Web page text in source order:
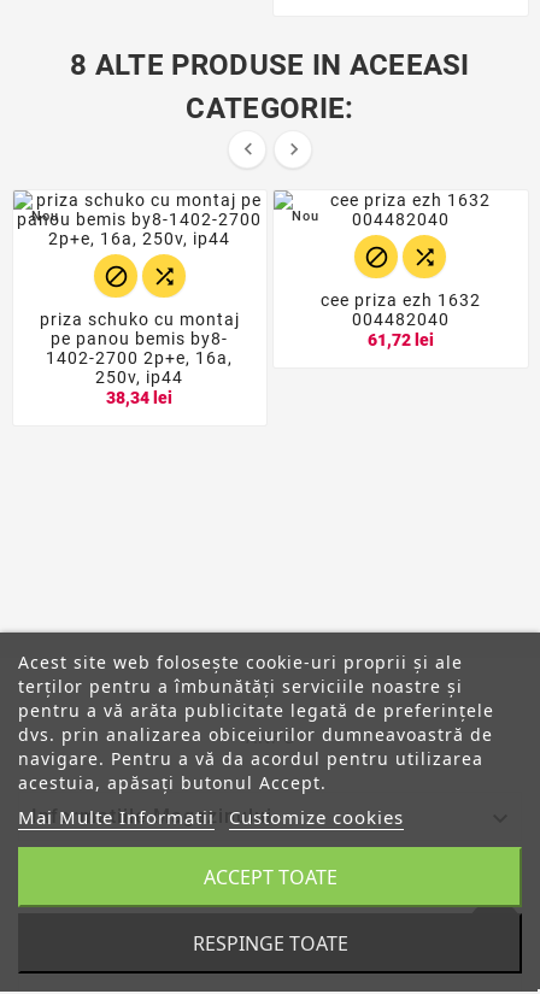
8 ALTE PRODUSE IN ACEEASI
CATEGORIE:
 
Nou
 
priza schuko cu montaj
pe panou bemis by8-
1402-2700 2p+e, 16a,
250v, ip44
38,34 lei
Nou
 
cee priza ezh 1632
004482040
61,72 lei
ANPC
Informatiile Magazinului
Acest site web folosește cookie-uri proprii și ale
terților pentru a îmbunătăți serviciile noastre și
pentru a vă arăta publicitate legată de preferințele
dvs. prin analizarea obiceiurilor dumneavoastră de
navigare. Pentru a vă da acordul pentru utilizarea
acestuia, apăsați butonul Accept.
Mai Multe Informatii Customize cookies
RESPINGE TOATE
ACCEPT TOATE